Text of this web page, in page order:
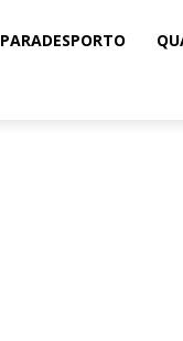
PARADESPORTO